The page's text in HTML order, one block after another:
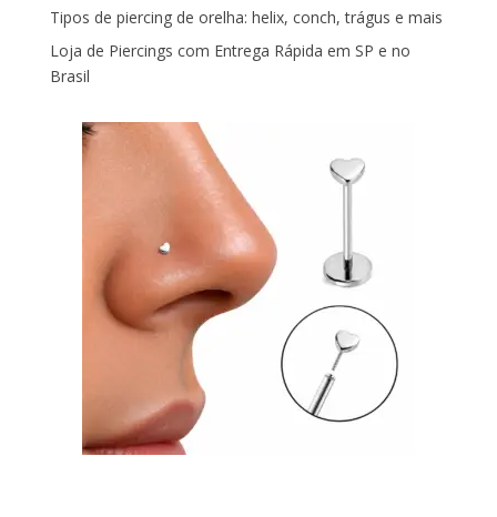
Tipos de piercing de orelha: helix, conch, trágus e mais
Loja de Piercings com Entrega Rápida em SP e no
Brasil